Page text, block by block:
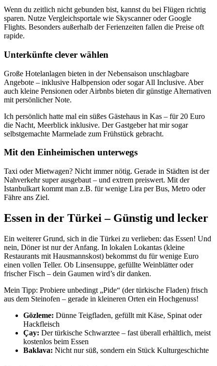
Wenn du zeitlich nicht gebunden bist, kannst du bei Flügen richtig
sparen. Nutze Vergleichsportale wie Skyscanner oder Google
Flights. Besonders außerhalb der Ferienzeiten fallen die Preise oft
rapide.
Unterkünfte clever wählen
Große Hotelanlagen bieten in der Nebensaison unschlagbare
Angebote – inklusive Halbpension oder sogar All Inclusive. Aber
auch kleine Pensionen oder Airbnbs bieten dir günstige Alternativen
mit persönlicher Note.
Ich persönlich hatte mal ein süßes Gästehaus in Kas – für 20 Euro
die Nacht, Meerblick inklusive. Der Gastgeber hat mir sogar
selbstgemachte Marmelade zum Frühstück gebracht.
Mit den Einheimischen unterwegs
Taxi oder Mietwagen? Nicht immer nötig. Gerade in Städten ist der
Nahverkehr super ausgebaut – und extrem preiswert. Mit der
Istanbulkart kommt man z.B. für wenige Lira per Bus, Metro oder
Fähre ans Ziel.
Essen in der Türkei – Günstig und lecker
Ein weiterer Grund, sich in die Türkei zu verlieben: das Essen! Und
nein, Döner ist nur der Anfang. In lokalen Lokantas (kleine
Restaurants mit Hausmannskost) bekommst du für wenige Euro
einen vollen Teller. Ob Linsensuppe, gefüllte Weinblätter oder
frischer Fisch – dein Gaumen wird’s dir danken.
Mein Tipp: Probiere unbedingt „Pide“ (der türkische Fladen) frisch
aus dem Steinofen – gerade in kleineren Orten ein Hochgenuss!
Gözleme: Dünne Teigfladen, gefüllt mit Käse, Spinat oder
Hackfleisch
Çay: Der türkische Schwarztee – fast überall erhältlich, meist
kostenlos beim Essen
Baklava: Nicht nur süß, sondern ein Stück Kulturgeschichte